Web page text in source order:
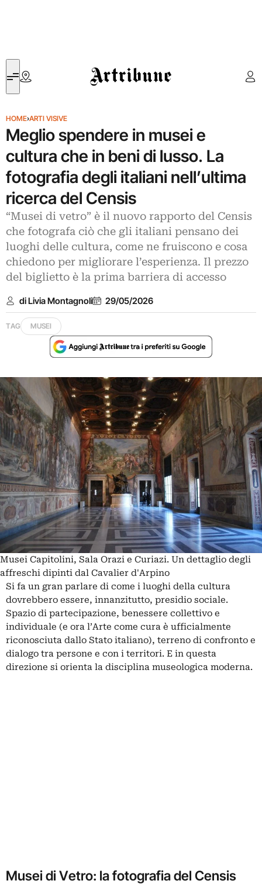
Artribune
HOME›ARTI VISIVE
Meglio spendere in musei e
cultura che in beni di lusso. La
fotografia degli italiani nell’ultima
ricerca del Censis
“Musei di vetro” è il nuovo rapporto del Censis
che fotografa ciò che gli italiani pensano dei
luoghi delle cultura, come ne fruiscono e cosa
chiedono per migliorare l’esperienza. Il prezzo
del biglietto è la prima barriera di accesso
di Livia Montagnoli 29/05/2026
TAG MUSEI
Musei Capitolini, Sala Orazi e Curiazi. Un dettaglio degli
affreschi dipinti dal Cavalier d'Arpino
Si fa un gran parlare di come i luoghi della cultura
dovrebbero essere, innanzitutto, presidio sociale.
Spazio di partecipazione, benessere collettivo e
individuale (e ora l’Arte come cura è ufficialmente
riconosciuta dallo Stato italiano), terreno di confronto e
dialogo tra persone e con i territori. E in questa
direzione si orienta la disciplina museologica moderna.
Musei di Vetro: la fotografia del Censis